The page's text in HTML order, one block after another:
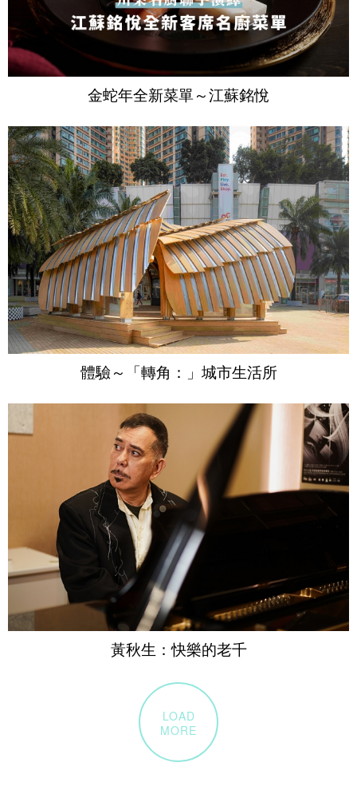
金蛇年全新菜單～江蘇銘悅
體驗～「轉角：」城市生活所
黃秋生：快樂的老千
LOAD
MORE